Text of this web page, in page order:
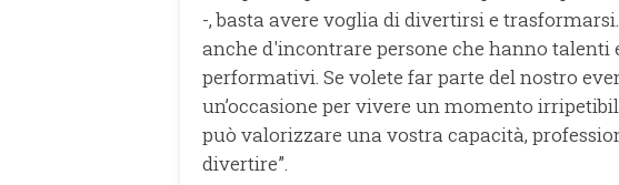
-, basta avere voglia di divertirsi e
anche d'incontrare persone che hanno
performativi. Se volete far parte del nostro
un’occasione per vivere un momento
può valorizzare una vostra capacità,
divertire”.